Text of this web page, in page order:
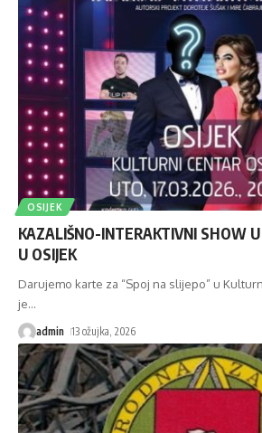
OSIJEK
KAZALIŠNO-INTERAKTIVNI SHOW
U OSIJEK
Darujemo karte za “Spoj na slijepo” u
je…
admin 13 ožujka, 2026